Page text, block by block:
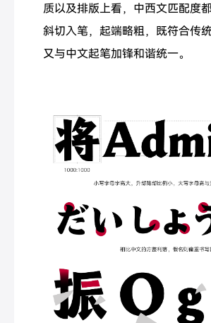
质以及排版上看，中西文匹配度
斜切入笔，起端略粗，既符合传
又与中文起笔加锋和谐统一。